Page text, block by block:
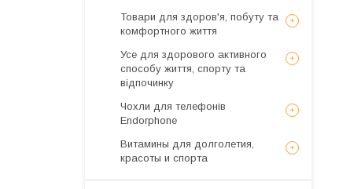
Товари для здоров'я, побуту та
комфортного життя
Усе для здорового активного
способу життя, спорту та
відпочинку
Чохли для телефонів
Endorphone
Витамины для долголетия,
красоты и спорта